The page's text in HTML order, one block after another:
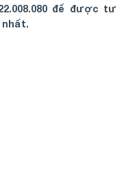
để được tư
nhất.